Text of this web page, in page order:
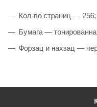
Кол-во страниц — 256;
Бумага —
Форзац и нахзац —